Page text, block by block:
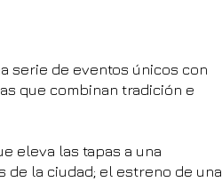
serie de eventos únicos con
que combinan tradición e
eleva las tapas a una
de la ciudad; el estreno de una